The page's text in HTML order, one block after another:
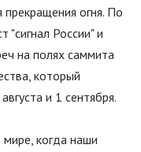
огня. По
"сигнал России"и
на полях саммита
который
и 1 сентября.
когда наши